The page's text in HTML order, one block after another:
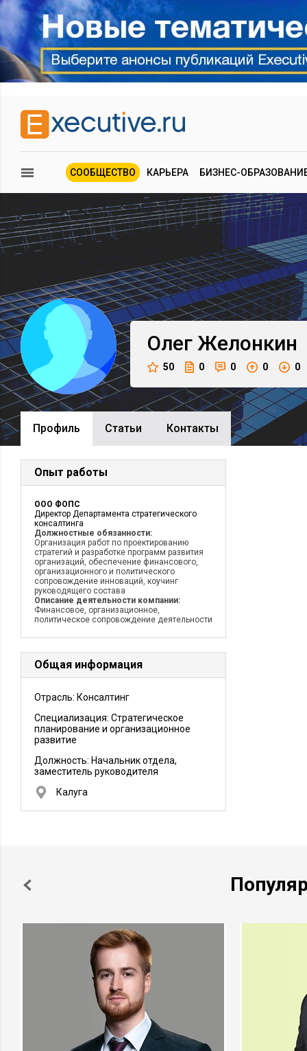
СООБЩЕСТВО КАРЬЕРА БИЗНЕС-
Олег Желонкин
50 0 0 0 0
Профиль Cтатьи Контакты
Опыт работы
ООО ФОПС
Директор Департамента стратегического
консалтинга
Должностные обязанности:
Организация работ по проектированию
стратегий и разработке программ развития
организаций, обеспечение финансового,
организационного и политического
сопровождение инноваций, коучинг
руководящего состава
Описание деятельности компании:
Финансовое, организационное,
политическое сопровождение деятельности
Общая информация
Отрасль: Консалтинг
Специализация: Стратегическое
планирование и организационное
развитие
Должность: Начальник отдела,
заместитель руководителя
Калуга